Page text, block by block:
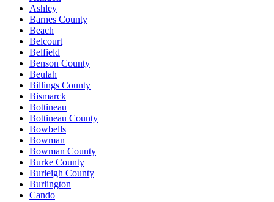
Ashley
Barnes County
Beach
Belcourt
Belfield
Benson County
Beulah
Billings County
Bismarck
Bottineau
Bottineau County
Bowbells
Bowman
Bowman County
Burke County
Burleigh County
Burlington
Cando